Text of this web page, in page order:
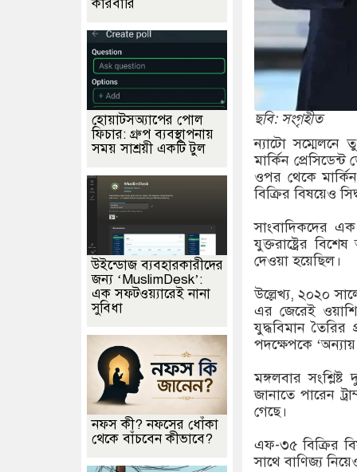
ছবি: সংগৃহীত
ন্যাটো সম্মেলনে
মার্কিন
ওপর থেকে
বিক্রির বিষয়েও
সাংবাদিকদের
যুক্তরাষ্ট্রের
দেওয়া হয়েছিল।
উল্লেখ্য, ২০২০
এর জেরেই
যুদ্ধবিমান
পদক্ষেপকে
মঙ্গলবার
জানাতে পারেন
গেছে।
এফ-৩৫ বিক্রির
সাথে বাণিজ্য
কারবারি
হোয়াটসঅ্যাপের পোল
ফিচার: গ্রুপ ব্যবস্থাপনায়
সময় সাশ্রয়ী একটি টুল
উইন্ডোজ ব্যবহারকারীদের
জন্য ‘MuslimDesk’:
এক সফটওয়্যারেই নানা
সুবিধা
নফস কী? নফসের ধোঁকা
থেকে বাঁচবেন কীভাবে?